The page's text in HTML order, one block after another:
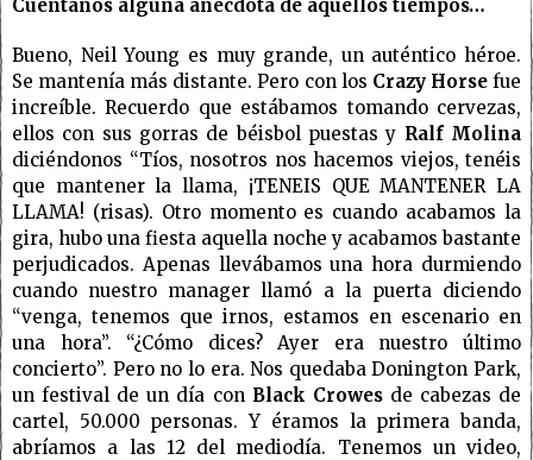
Cuéntanos alguna anécdota de aquellos tiempos…
Bueno, Neil Young es muy grande, un auténtico héroe.
Se mantenía más distante. Pero con los Crazy Horsefue
increíble. Recuerdo que estábamos tomando cervezas,
ellos con sus gorras de béisbol puestas y Ralf Molina
diciéndonos “Tíos, nosotros nos hacemos viejos, tenéis
que mantener la llama, ¡TENEIS QUE MANTENER LA
LLAMA! (risas). Otro momento es cuando acabamos la
gira, hubo una fiesta aquella noche y acabamos bastante
perjudicados. Apenas llevábamos una hora durmiendo
cuando nuestro manager llamó a la puerta diciendo
“venga, tenemos que irnos, estamos en escenario en
una hora”. “¿Cómo dices? Ayer era nuestro último
concierto”. Pero no lo era. Nos quedaba Donington Park,
un festival de un día con Black Crowesde cabezas de
cartel, 50.000 personas. Y éramos la primera banda,
abríamos a las 12 del mediodía. Tenemos un video,